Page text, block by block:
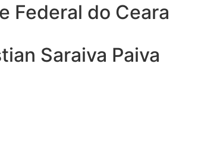
Federal do Ceara
Saraiva Paiva